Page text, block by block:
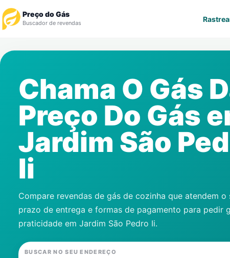
Preço do Gás
Buscador de revendas
Revendedor
Notícias
Cadastre-se
Chama O Gás
Preço Do Gás
Jardim São
Ii
Compare revendas de gás de cozinha que atendem o
prazo de entrega e formas de pagamento para pedir
praticidade em Jardim São Pedro Ii.
BUSCAR NO SEU ENDEREÇO